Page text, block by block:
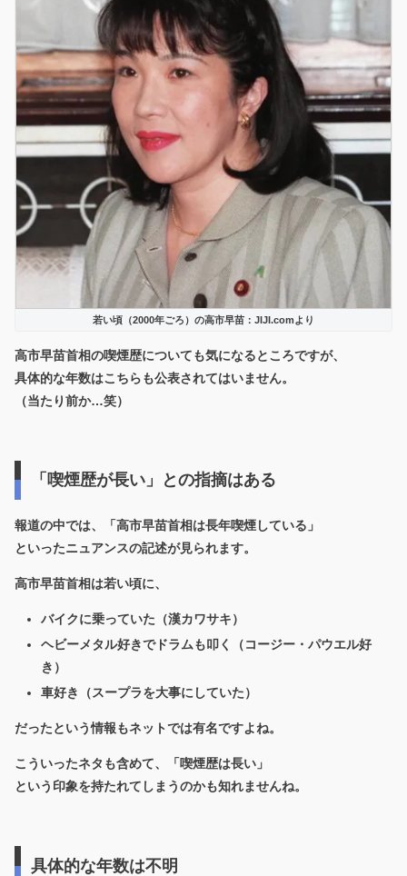
若い頃（2000年ごろ）の高市早苗：JIJI.comより
高市早苗首相の喫煙歴についても気になるところですが、
具体的な年数はこちらも公表されてはいません。
（当たり前か…笑）
「喫煙歴が長い」との指摘はある
報道の中では、「高市早苗首相は長年喫煙している」
といったニュアンスの記述が見られます。
高市早苗首相は若い頃に、
バイクに乗っていた（漢カワサキ）
ヘビーメタル好きでドラムも叩く（コージー・パウエル好
き）
車好き（スープラを大事にしていた）
だったという情報もネットでは有名ですよね。
こういったネタも含めて、「喫煙歴は長い」
という印象を持たれてしまうのかも知れませんね。
具体的な年数は不明